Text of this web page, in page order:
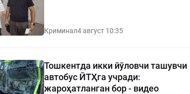
Криминал4 август 10:35
Тошкентда икки йўловчи ташувчи
автобус ЙТҲга учради:
жароҳатланган бор - видео